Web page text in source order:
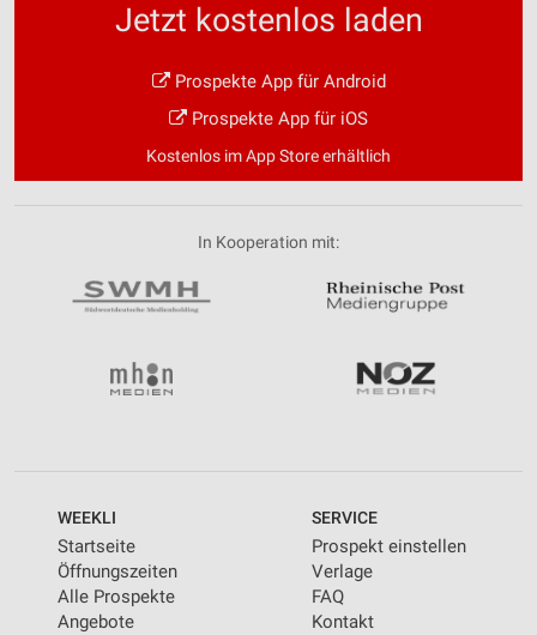
Jetzt kostenlos laden
Prospekte App für Android
Prospekte App für iOS
Kostenlos im App Store erhältlich
In Kooperation mit:
WEEKLI
Startseite
Öffnungszeiten
Alle Prospekte
Angebote
SERVICE
Prospekt einstellen
Verlage
FAQ
Kontakt